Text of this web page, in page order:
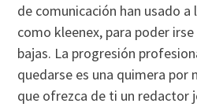
de comunicación han usado
como kleenex, para poder
bajas. La progresión
quedarse es una quimera por
que ofrezca de ti un redactor